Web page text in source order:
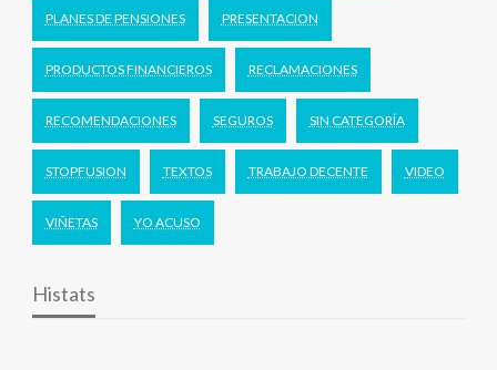
PLANES DE PENSIONES PRESENTACION
PRODUCTOS FINANCIEROS RECLAMACIONES
RECOMENDACIONES SEGUROS SIN CATEGORÍA
STOPFUSION TEXTOS TRABAJO DECENTE VIDEO
VIÑETAS YO ACUSO
Histats